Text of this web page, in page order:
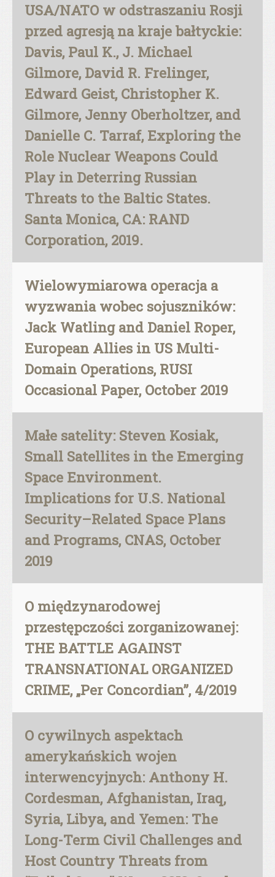
USA/NATO w odstraszaniu Rosji
przed agresją na kraje bałtyckie:
Davis, Paul K., J. Michael
Gilmore, David R. Frelinger,
Edward Geist, Christopher K.
Gilmore, Jenny Oberholtzer, and
Danielle C. Tarraf, Exploring the
Role Nuclear Weapons Could
Play in Deterring Russian
Threats to the Baltic States.
Santa Monica, CA: RAND
Corporation, 2019.
Wielowymiarowa operacja a
wyzwania wobec sojuszników:
Jack Watling and Daniel Roper,
European Allies in US Multi-
Domain Operations, RUSI
Occasional Paper, October 2019
Małe satelity: Steven Kosiak,
Small Satellites in the Emerging
Space Environment.
Implications for U.S. National
Security–Related Space Plans
and Programs, CNAS, October
2019
O międzynarodowej
przestępczości zorganizowanej:
THE BATTLE AGAINST
TRANSNATIONAL ORGANIZED
CRIME, „Per Concordian”, 4/2019
O cywilnych aspektach
amerykańskich wojen
interwencyjnych: Anthony H.
Cordesman, Afghanistan, Iraq,
Syria, Libya, and Yemen: The
Long-Term Civil Challenges and
Host Country Threats from